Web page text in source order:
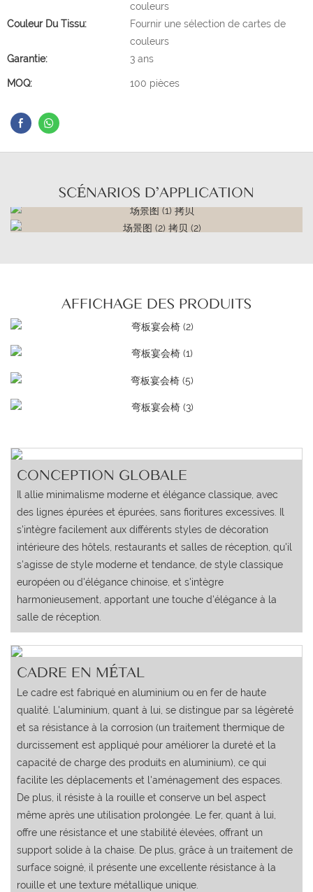
couleurs
Couleur Du Tissu:
Fournir une sélection de cartes de
couleurs
Garantie:
3 ans
MOQ: 100 pièces
SCÉNARIOS D'APPLICATION
AFFICHAGE DES PRODUITS
CONCEPTION GLOBALE
Il allie minimalisme moderne et élégance classique, avec
des lignes épurées et épurées, sans fioritures excessives. Il
s'intègre facilement aux différents styles de décoration
intérieure des hôtels, restaurants et salles de réception, qu'il
s'agisse de style moderne et tendance, de style classique
européen ou d'élégance chinoise, et s'intègre
harmonieusement, apportant une touche d'élégance à la
salle de réception.
CADRE EN MÉTAL
Le cadre est fabriqué en aluminium ou en fer de haute
qualité. L'aluminium, quant à lui, se distingue par sa légèreté
et sa résistance à la corrosion (un traitement thermique de
durcissement est appliqué pour améliorer la dureté et la
capacité de charge des produits en aluminium), ce qui
facilite les déplacements et l'aménagement des espaces.
De plus, il résiste à la rouille et conserve un bel aspect
même après une utilisation prolongée. Le fer, quant à lui,
offre une résistance et une stabilité élevées, offrant un
support solide à la chaise. De plus, grâce à un traitement de
surface soigné, il présente une excellente résistance à la
rouille et une texture métallique unique.